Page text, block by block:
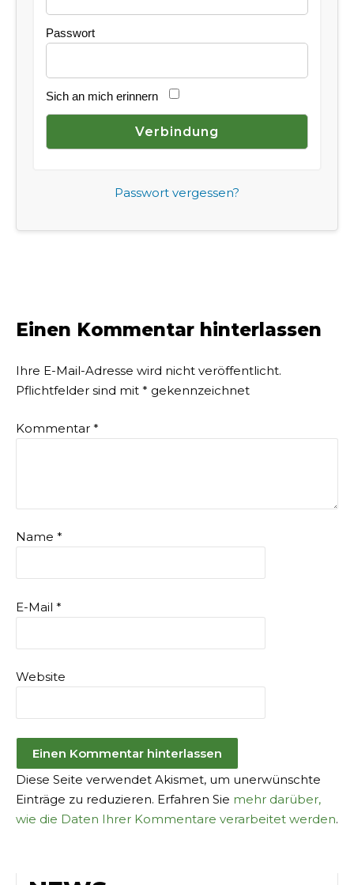
Passwort
Sich an mich erinnern
Passwort vergessen?
Einen Kommentar hinterlassen
Ihre E-Mail-Adresse wird nicht veröffentlicht.
Pflichtfelder sind mit * gekennzeichnet
Kommentar *
Name *
E-Mail *
Website
Diese Seite verwendet Akismet, um unerwünschte
Einträge zu reduzieren. Erfahren Sie mehr darüber,
wie die Daten Ihrer Kommentare verarbeitet werden.